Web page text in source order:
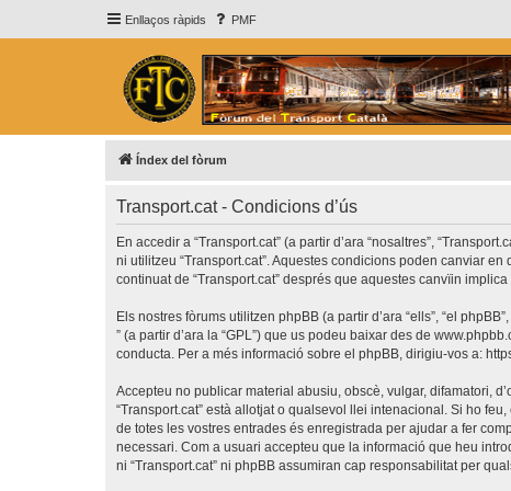
Enllaços ràpids PMF
Índex del fòrum
Transport.cat - Condicions d’ús
En accedir a “Transport.cat” (a partir d’ara “nosaltres”,
ni utilitzeu “Transport.cat”. Aquestes condicions poden canviar
continuat de “Transport.cat” després que aquestes canvïin
Els nostres fòrums utilitzen phpBB (a partir d’ara “ells”, “el
” (a partir d’ara la “GPL”) que us podeu baixar des de
conducta. Per a més informació sobre el phpBB, dirigiu-vos a:
Accepteu no publicar material abusiu, obscè, vulgar, difamatori,
“Transport.cat” està allotjat o qualsevol llei intenacional. Si ho
de totes les vostres entrades és enregistrada per ajudar a fer
necessari. Com a usuari accepteu que la informació que heu
ni “Transport.cat” ni phpBB assumiran cap responsabilitat per